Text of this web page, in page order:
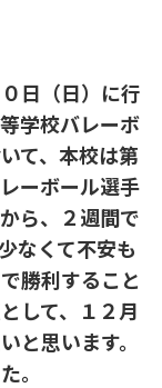
日（日）に行
学校バレーボ
て、本校は第
ーボール選手
ら、２週間で
なくて不安も
勝利すること
して、１２月
と思います。
。